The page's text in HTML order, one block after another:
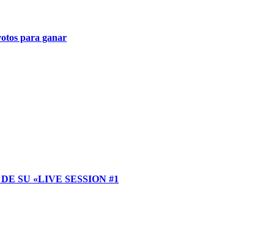
para ganar
SU «LIVE SESSION #1